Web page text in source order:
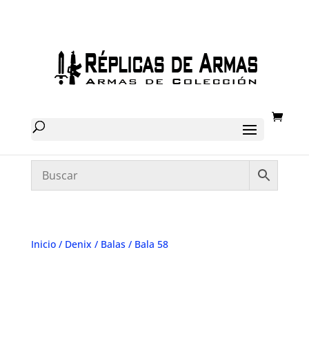
Inicio/ Denix / Balas/ Bala 58